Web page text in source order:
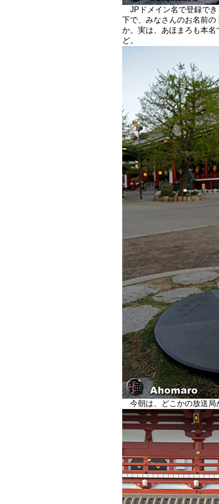
JPドメイン名で登録でき
下で、みなさんのお名前
か。実は、あほまろも本
ど。
今朝は、どこかの放送局